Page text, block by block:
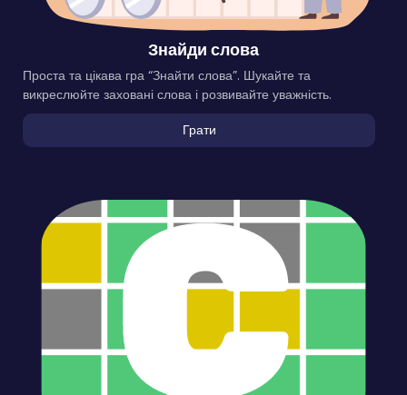
Знайди слова
Проста та цікава гра “Знайти слова”. Шукайте та
викреслюйте заховані слова і розвивайте уважність.
Грати